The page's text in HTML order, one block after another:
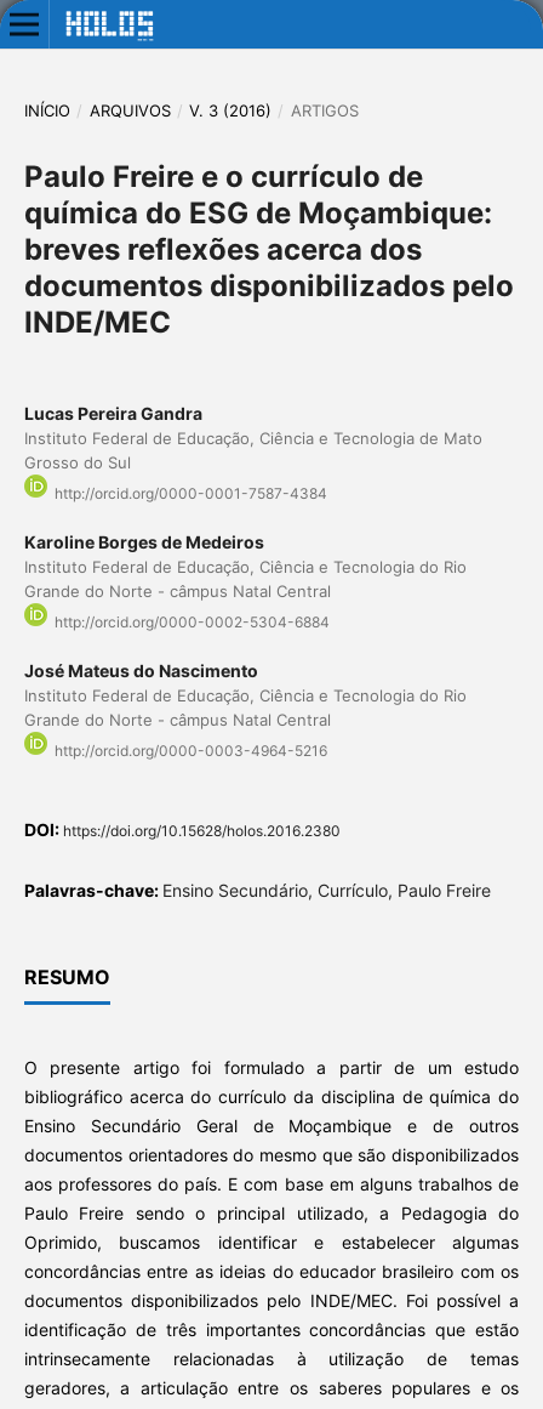
INÍCIO / ARQUIVOS / V. 3 (2016) / ARTIGOS
Paulo Freire e o currículo de
química do ESG de Moçambique:
breves reflexões acerca dos
documentos disponibilizados pelo
INDE/MEC
Lucas Pereira Gandra
Instituto Federal de Educação, Ciência e Tecnologia de Mato
Grosso do Sul
http://orcid.org/0000-0001-7587-4384
Karoline Borges de Medeiros
Instituto Federal de Educação, Ciência e Tecnologia do Rio
Grande do Norte - câmpus Natal Central
http://orcid.org/0000-0002-5304-6884
José Mateus do Nascimento
Instituto Federal de Educação, Ciência e Tecnologia do Rio
Grande do Norte - câmpus Natal Central
http://orcid.org/0000-0003-4964-5216
DOI: https://doi.org/10.15628/holos.2016.2380
Palavras-chave: Ensino Secundário, Currículo, Paulo Freire
RESUMO
O presente artigo foi formulado a partir de um estudo
bibliográfico acerca do currículo da disciplina de química do
Ensino Secundário Geral de Moçambique e de outros
documentos orientadores do mesmo que são disponibilizados
aos professores do país. E com base em alguns trabalhos de
Paulo Freire sendo o principal utilizado, a Pedagogia do
Oprimido, buscamos identificar e estabelecer algumas
concordâncias entre as ideias do educador brasileiro com os
documentos disponibilizados pelo INDE/MEC. Foi possível a
identificação de três importantes concordâncias que estão
intrinsecamente relacionadas à utilização de temas
geradores, a articulação entre os saberes populares e os